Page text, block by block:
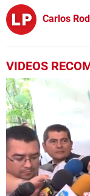
Carlos
VIDEOS